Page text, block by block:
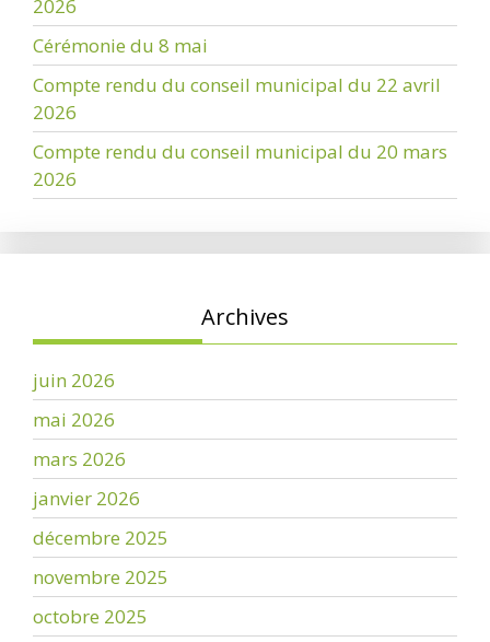
2026
Cérémonie du 8 mai
Compte rendu du conseil municipal du 22 avril
2026
Compte rendu du conseil municipal du 20 mars
2026
Archives
juin 2026
mai 2026
mars 2026
janvier 2026
décembre 2025
novembre 2025
octobre 2025